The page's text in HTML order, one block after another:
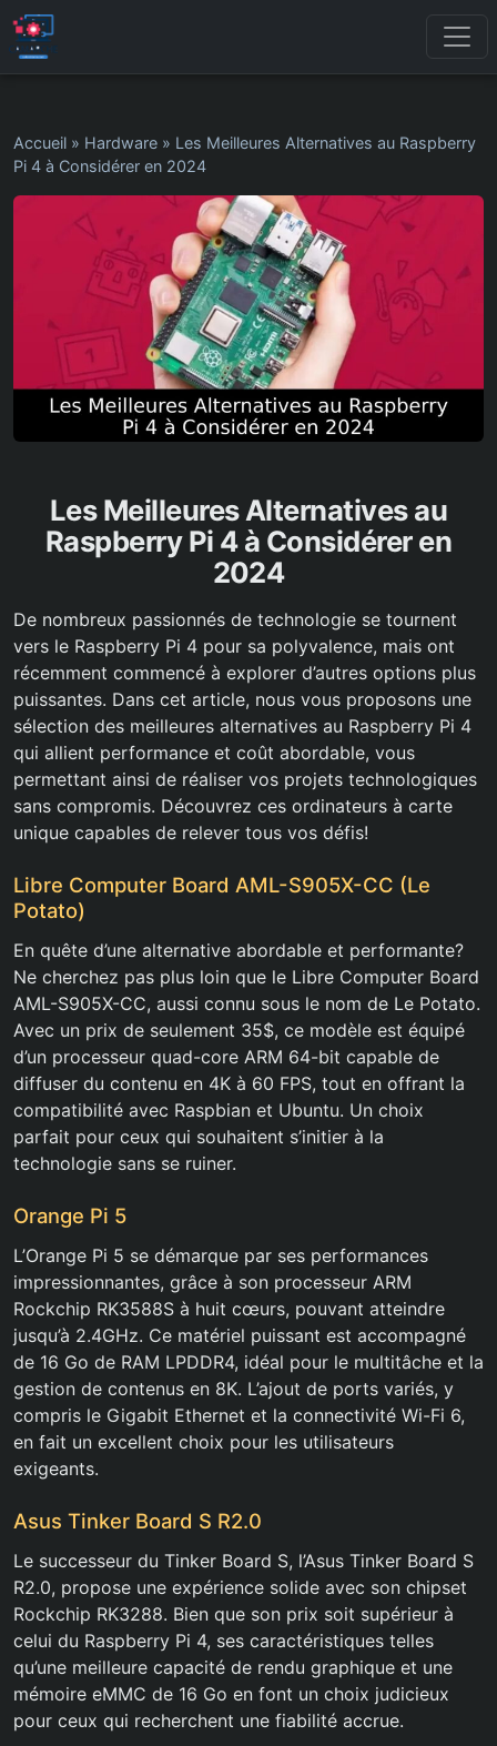
Accueil » Hardware » Les Meilleures Alternatives au Raspberry
Pi 4 à Considérer en 2024
Les Meilleures Alternatives au
Raspberry Pi 4 à Considérer en
2024
De nombreux passionnés de technologie se tournent
vers le Raspberry Pi 4 pour sa polyvalence, mais ont
récemment commencé à explorer d’autres options plus
puissantes. Dans cet article, nous vous proposons une
sélection des meilleures alternatives au Raspberry Pi 4
qui allient performance et coût abordable, vous
permettant ainsi de réaliser vos projets technologiques
sans compromis. Découvrez ces ordinateurs à carte
unique capables de relever tous vos défis!
Libre Computer Board AML-S905X-CC (Le
Potato)
En quête d’une alternative abordable et performante?
Ne cherchez pas plus loin que le Libre Computer Board
AML-S905X-CC, aussi connu sous le nom de Le Potato.
Avec un prix de seulement 35$, ce modèle est équipé
d’un processeur quad-core ARM 64-bit capable de
diffuser du contenu en 4K à 60 FPS, tout en offrant la
compatibilité avec Raspbian et Ubuntu. Un choix
parfait pour ceux qui souhaitent s’initier à la
technologie sans se ruiner.
Orange Pi 5
L’Orange Pi 5 se démarque par ses performances
impressionnantes, grâce à son processeur ARM
Rockchip RK3588S à huit cœurs, pouvant atteindre
jusqu’à 2.4GHz. Ce matériel puissant est accompagné
de 16 Go de RAM LPDDR4, idéal pour le multitâche et la
gestion de contenus en 8K. L’ajout de ports variés, y
compris le Gigabit Ethernet et la connectivité Wi-Fi 6,
en fait un excellent choix pour les utilisateurs
exigeants.
Asus Tinker Board S R2.0
Le successeur du Tinker Board S, l’Asus Tinker Board S
R2.0, propose une expérience solide avec son chipset
Rockchip RK3288. Bien que son prix soit supérieur à
celui du Raspberry Pi 4, ses caractéristiques telles
qu’une meilleure capacité de rendu graphique et une
mémoire eMMC de 16 Go en font un choix judicieux
pour ceux qui recherchent une fiabilité accrue.